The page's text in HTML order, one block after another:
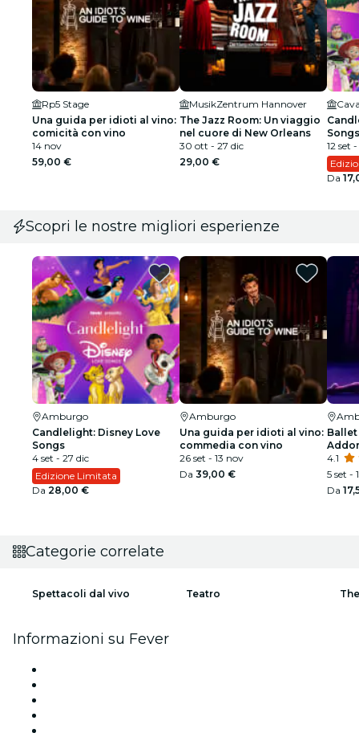
Rp5 Stage
Una guida per idioti al vino:
comicità con vino
14 nov
59,00 €
MusikZentrum Hannover
The Jazz Room: Un viaggio
nel cuore di New Orleans
30 ott - 27 dic
29,00 €
Songs
12 set
Da
Scopri le nostre migliori esperienze
Amburgo
Candlelight: Disney Love
Songs
4 set - 27 dic
Edizione Limitata
Da 28,00 €
Amburgo
Una guida per idioti al vino:
commedia con vino
26 set - 13 nov
Da 39,00 €
Ballet
4.1
5 set -
Da
Categorie correlate
Spettacoli dal vivo Teatro
Informazioni su Fever